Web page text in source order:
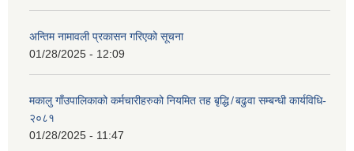
अन्तिम नामावली प्रकासन गरिएको सूचना
01/28/2025 - 12:09
मकालु गाँउपालिकाको कर्मचारीहरुको नियमित तह बृद्धि ̸ बढुवा सम्बन्धी कार्यविधि-
२०८१
01/28/2025 - 11:47